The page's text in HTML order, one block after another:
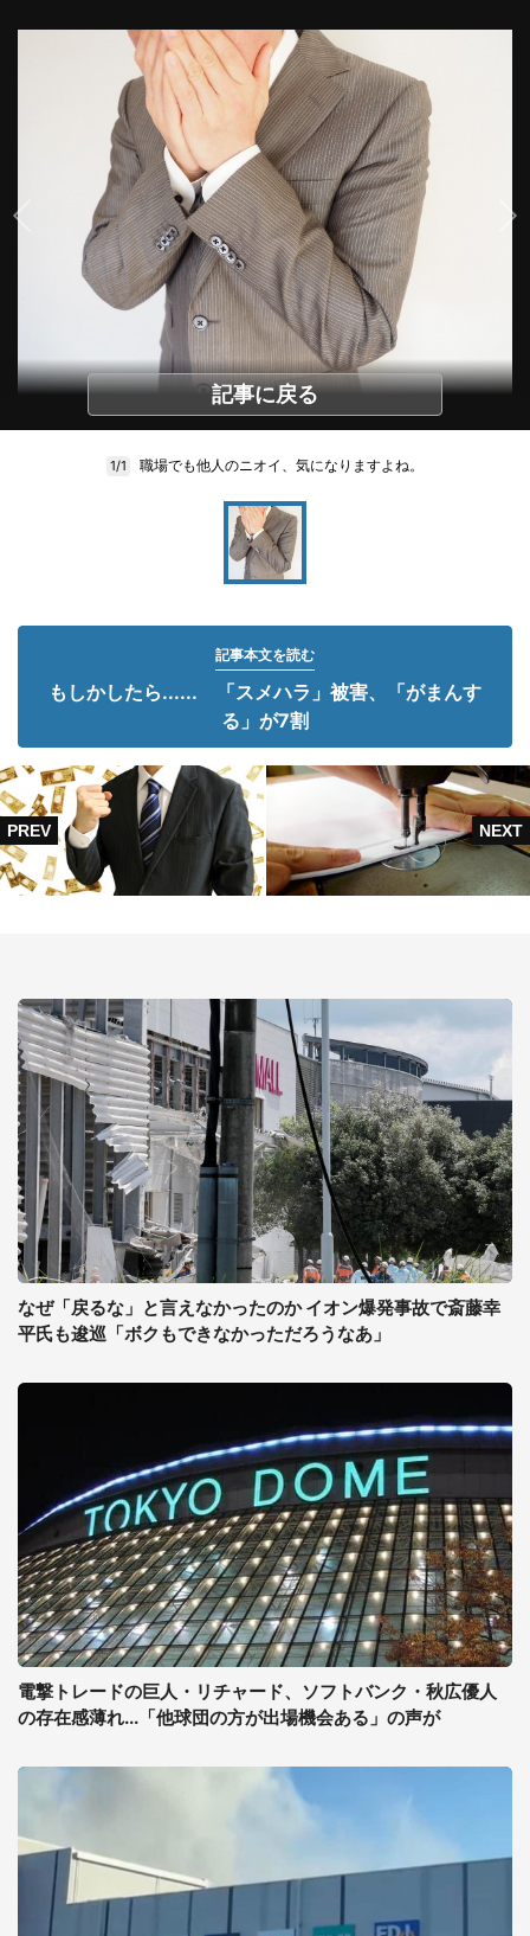
記事に戻る
1/1 職場でも他人のニオイ、気になりますよね。
記事本文を読む
もしかしたら...... 「スメハラ」被害、「がまんす
る」が7割
なぜ「戻るな」と言えなかったのか イオン爆発事故で斎藤幸
平氏も逡巡「ボクもできなかっただろうなあ」
電撃トレードの巨人・リチャード、ソフトバンク・秋広優人
の存在感薄れ...「他球団の方が出場機会ある」の声が